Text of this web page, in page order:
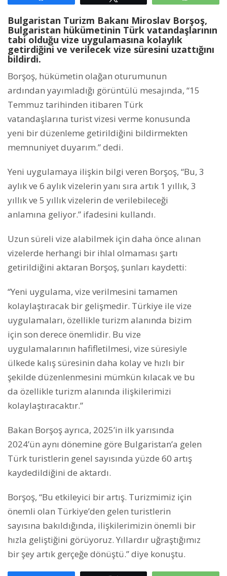
Bulgaristan Turizm Bakanı Miroslav Borşoş,
Bulgaristan hükümetinin Türk vatandaşlarının
tabi olduğu vize uygulamasına kolaylık
getirdiğini ve verilecek vize süresini uzattığını
bildirdi.
Borşoş, hükümetin olağan oturumunun
ardından yayımladığı görüntülü mesajında, “15
Temmuz tarihinden itibaren Türk
vatandaşlarına turist vizesi verme konusunda
yeni bir düzenleme getirildiğini bildirmekten
memnuniyet duyarım.” dedi.
Yeni uygulamaya ilişkin bilgi veren Borşoş, “Bu, 3
aylık ve 6 aylık vizelerin yanı sıra artık 1 yıllık, 3
yıllık ve 5 yıllık vizelerin de verilebileceği
anlamına geliyor.” ifadesini kullandı.
Uzun süreli vize alabilmek için daha önce alınan
vizelerde herhangi bir ihlal olmaması şartı
getirildiğini aktaran Borşoş, şunları kaydetti:
“Yeni uygulama, vize verilmesini tamamen
kolaylaştıracak bir gelişmedir. Türkiye ile vize
uygulamaları, özellikle turizm alanında bizim
için son derece önemlidir. Bu vize
uygulamalarının hafifletilmesi, vize süresiyle
ülkede kalış süresinin daha kolay ve hızlı bir
şekilde düzenlenmesini mümkün kılacak ve bu
da özellikle turizm alanında ilişkilerimizi
kolaylaştıracaktır.”
Bakan Borşoş ayrıca, 2025’in ilk yarısında
2024’ün aynı dönemine göre Bulgaristan’a gelen
Türk turistlerin genel sayısında yüzde 60 artış
kaydedildiğini de aktardı.
Borşoş, “Bu etkileyici bir artış. Turizmimiz için
önemli olan Türkiye’den gelen turistlerin
sayısına bakıldığında, ilişkilerimizin önemli bir
hızla geliştiğini görüyoruz. Yıllardır uğraştığımız
bir şey artık gerçeğe dönüştü.” diye konuştu.